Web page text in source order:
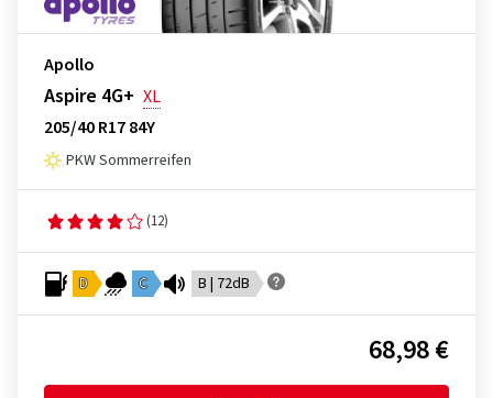
Apollo
Aspire 4G+ XL
205/40 R17 84Y
PKW Sommerreifen
(12)
D C B | 72dB
68,98 €